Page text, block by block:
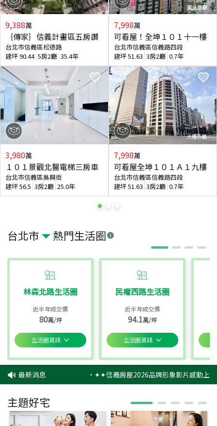
台北市 熱門生活圈
林森北路生活圈
近半年成交價
80萬/坪
生活圈資訊
民權西路生活圈
近半年成交價
94.1萬/坪
生活圈資訊
9,388萬
｛傳家｝信義計畫區五房讚
台北市信義區松德路
建坪90.44 5房2廳 35.4年
3,980萬
１０１景觀北醫電梯三房車
台北市信義區吳興街
建坪56.5 3房2廳 25.0年
7,998萬
可看屋！全坤１０１十一樓
台北市信義區信義路四段
建坪51.63 3房2廳 0.7年
7,998萬
可看屋全坤１０１Ａ１九樓
台北市信義區信義路四段
建坪51.63 3房2廳 0.7年
最新消息 ‧✦✦信義房屋2026品牌形象影片感動上
主題好宅